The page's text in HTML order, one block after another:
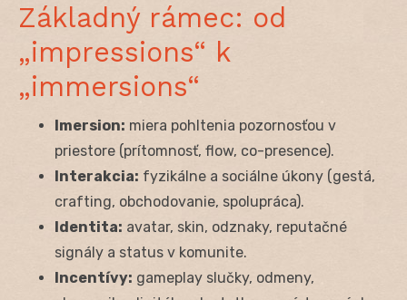
Základný rámec: od
„impressions“ k
„immersions“
Imersion: miera pohltenia pozornosťou v
priestore (prítomnosť, flow, co-presence).
Interakcia: fyzikálne a sociálne úkony (gestá,
crafting, obchodovanie, spolupráca).
Identita: avatar, skin, odznaky, reputačné
signály a status v komunite.
Incentívy: gameplay slučky, odmeny,